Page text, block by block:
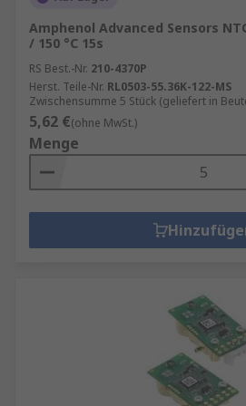
Amphenol Advanced Sensors
/ 150 °C 15s
RS Best.-Nr. 210-4370P
Herst. Teile-Nr. RL0503-55.36K-122-MS
Zwischensumme 5 Stück (geliefert in
5,62 €(ohne MwSt.)
Menge